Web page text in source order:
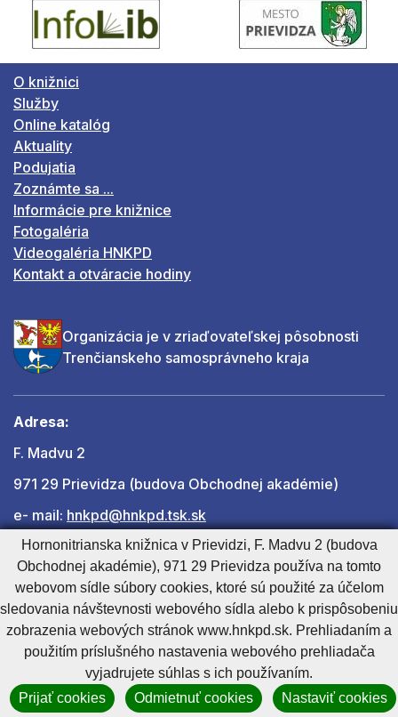
O knižnici
Služby
Online katalóg
Aktuality
Podujatia
Zoznámte sa ...
Informácie pre knižnice
Fotogaléria
Videogaléria HNKPD
Kontakt a otváracie hodiny
Organizácia je v zriaďovateľskej pôsobnosti
Trenčianskeho samosprávneho kraja
Adresa:
F. Madvu 2
971 29 Prievidza (budova Obchodnej akadémie)
e- mail: hnkpd@hnkpd.tsk.sk
Ďalšie kontakty
Cookies nastavenieCookies - viac informáciíVyhlásenie o prístupnosti
Technický prevádzkovateľ
Správca obsahu
GenerujeCMS BUXUS
Hornonitrianska knižnica v Prievidzi, F. Madvu 2 (budova
Obchodnej akadémie), 971 29 Prievidza používa na tomto
webovom sídle súbory cookies, ktoré sú použité za účelom
sledovania návštevnosti webového sídla alebo k prispôsobeniu
zobrazenia webových stránok www.hnkpd.sk. Prehliadaním a
použitím príslušného nastavenia webového prehliadača
vyjadrujete súhlas s ich používaním.
Prijať cookies
Odmietnuť cookies Nastaviť cookies